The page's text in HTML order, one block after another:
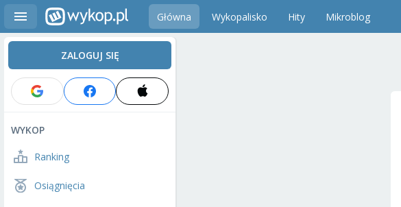
Główna Wykopalisko Hity Mikroblog
ZALOGUJ SIĘ
WYKOP
Ranking
Osiągnięcia